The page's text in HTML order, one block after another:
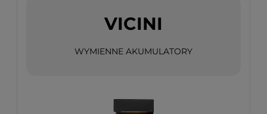
VICINI
WYMIENNE AKUMULATORY